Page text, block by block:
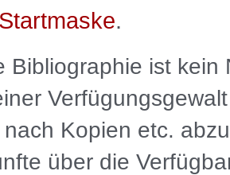
.
Bibliographie ist kein
Kopien etc.
über die